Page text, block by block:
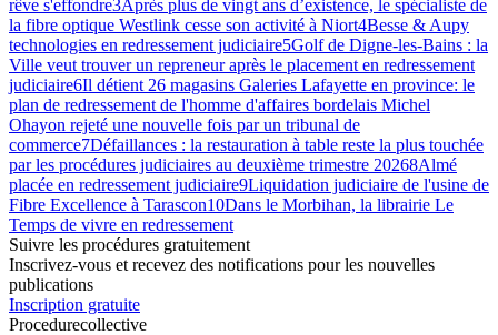
rêve s'effondre3Après plus de vingt ans d’existence, le spécialiste de
la fibre optique Westlink cesse son activité à Niort4Besse & Aupy
technologies en redressement judiciaire5Golf de Digne-les-Bains : la
Ville veut trouver un repreneur après le placement en redressement
judiciaire6Il détient 26 magasins Galeries Lafayette en province: le
plan de redressement de l'homme d'affaires bordelais Michel
Ohayon rejeté une nouvelle fois par un tribunal de
commerce7Défaillances : la restauration à table reste la plus touchée
par les procédures judiciaires au deuxième trimestre 20268Almé
placée en redressement judiciaire9Liquidation judiciaire de l'usine de
Fibre Excellence à Tarascon10Dans le Morbihan, la librairie Le
Temps de vivre en redressement
Suivre les procédures gratuitement
Inscrivez-vous et recevez des notifications pour les nouvelles
publications
Inscription gratuite
Procedurecollective